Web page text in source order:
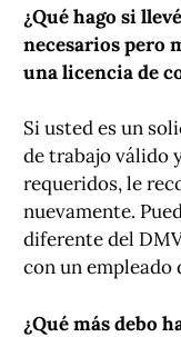
¿Qué hago si
necesarios pero
una licencia de
Si usted es un
de trabajo válido
requeridos, le
nuevamente.
diferente del
con un empleado
¿Qué más debo